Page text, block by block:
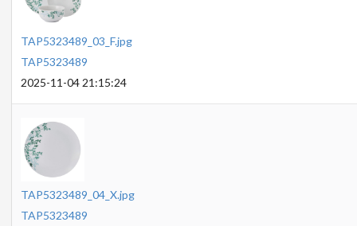
TAP5323489_03_F.jpg
TAP5323489
2025-11-04 21:15:24
TAP5323489_04_X.jpg
TAP5323489